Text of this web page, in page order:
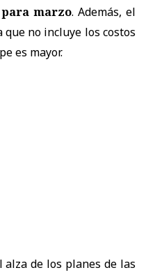
marzo. Además, el
no incluye los costos
es mayor.
de los planes de las